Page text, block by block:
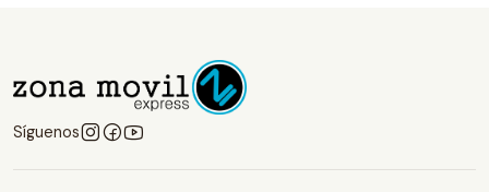
Síguenos